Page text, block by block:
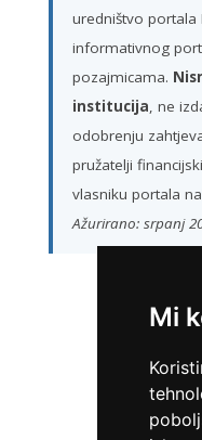
Mi
uredništvo
informativnog
pozajmicama.
institucija, ne
odobrenju
pružatelji
vlasniku portala
Ažurirano: srpanj